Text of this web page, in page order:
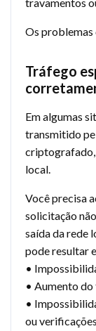
Os problemas
Tráfego
Em algumas
transmitido
criptografado,
local.
Você precisa
solicitação
saída da rede
pode resultar
•
• Aumento
•
ou